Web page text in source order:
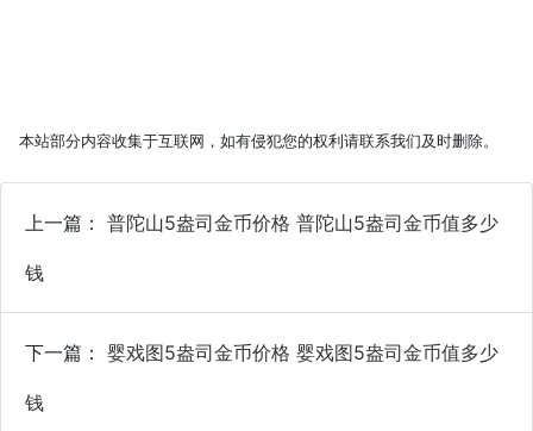
本站部分内容收集于互联网，如有侵犯您的权利请联系我们及时删除。
上一篇： 普陀山5盎司金币价格 普陀山5盎司金币值多少
钱
下一篇： 婴戏图5盎司金币价格 婴戏图5盎司金币值多少
钱